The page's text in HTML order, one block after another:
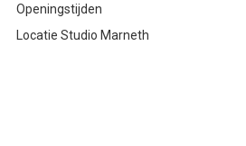
Openingstijden
Locatie Studio Marneth